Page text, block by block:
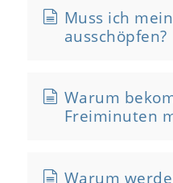
Muss ich
ausschöpfen?
Warum
Freiminuten
Warum